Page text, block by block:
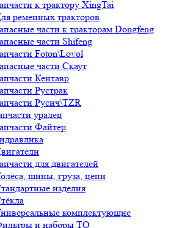
к трактору XingTai
ременных тракторов
части к тракторам Dongfeng
части Shifeng
Foton\Lovol
части Скаут
Кентавр
Рустрак
Русич\TZR
уралец
Файтер
для двигателей
шины, груза, цепи
изделия
комплектующие
и наборы ТО